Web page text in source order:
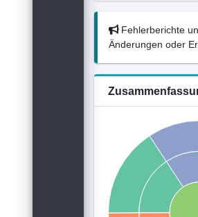
Fehlerberichte
Änderungen oder